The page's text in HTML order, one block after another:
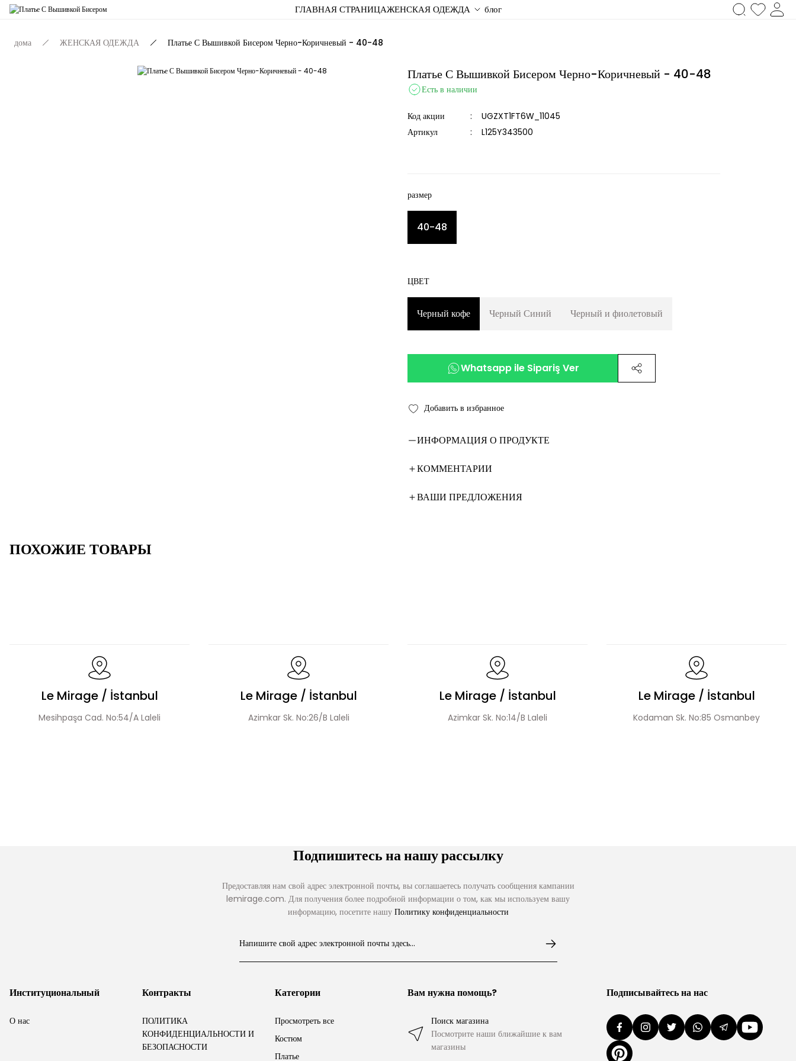
ГЛАВНАЯ СТРАНИЦАЖЕНСКАЯ ОДЕЖДА блог
дома ЖЕНСКАЯ ОДЕЖДА Платье С Вышивкой Бисером Черно-Коричневый - 40-48
Платье С Вышивкой Бисером Черно-Коричневый - 40-48
Есть в наличии
Код акции
UGZXT1FT6W_11045
Артикул
L125Y343500
размер
40-48
ЦВЕТ
Черный кофе Черный Синий Черный и фиолетовый
Whatsapp ile Sipariş Ver
ИНФОРМАЦИЯ О ПРОДУКТЕ
КОММЕНТАРИИ
ВАШИ ПРЕДЛОЖЕНИЯ
ПОХОЖИЕ ТОВАРЫ
Fırfır Detaylı Tesettür Elbise Üçlü Desenli Tesettür Bluz Etek Takım Hakim Yaka Desenli Bomber Etek Takım
Le Mirage / İstanbul
Mesihpaşa Cad. No:54/A Laleli
Le Mirage / İstanbul
Azimkar Sk. No:26/B Laleli
Le Mirage / İstanbul
Azimkar Sk. No:14/B Laleli
Le Mirage / İstanbul
Kodaman Sk. No:85 Osmanbey
Подпишитесь на нашу рассылку
Предоставляя нам свой адрес электронной почты, вы соглашаетесь получать сообщения кампании
lemirage.com. Для получения более подробной информации о том, как мы используем вашу
информацию, посетите нашу Политику конфиденциальности
Институциональный
О нас
Контракты
ПОЛИТИКА
КОНФИДЕНЦИАЛЬНОСТИ И
БЕЗОПАСНОСТИ
Категории
Просмотреть все
Костюм
Платье
Вам нужна помощь?
Поиск магазина
Посмотрите наши ближайшие к вам
магазины
Подписывайтесь на нас